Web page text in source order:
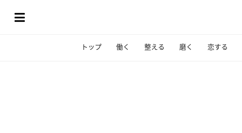
トップ 働く 整える 磨く 恋する